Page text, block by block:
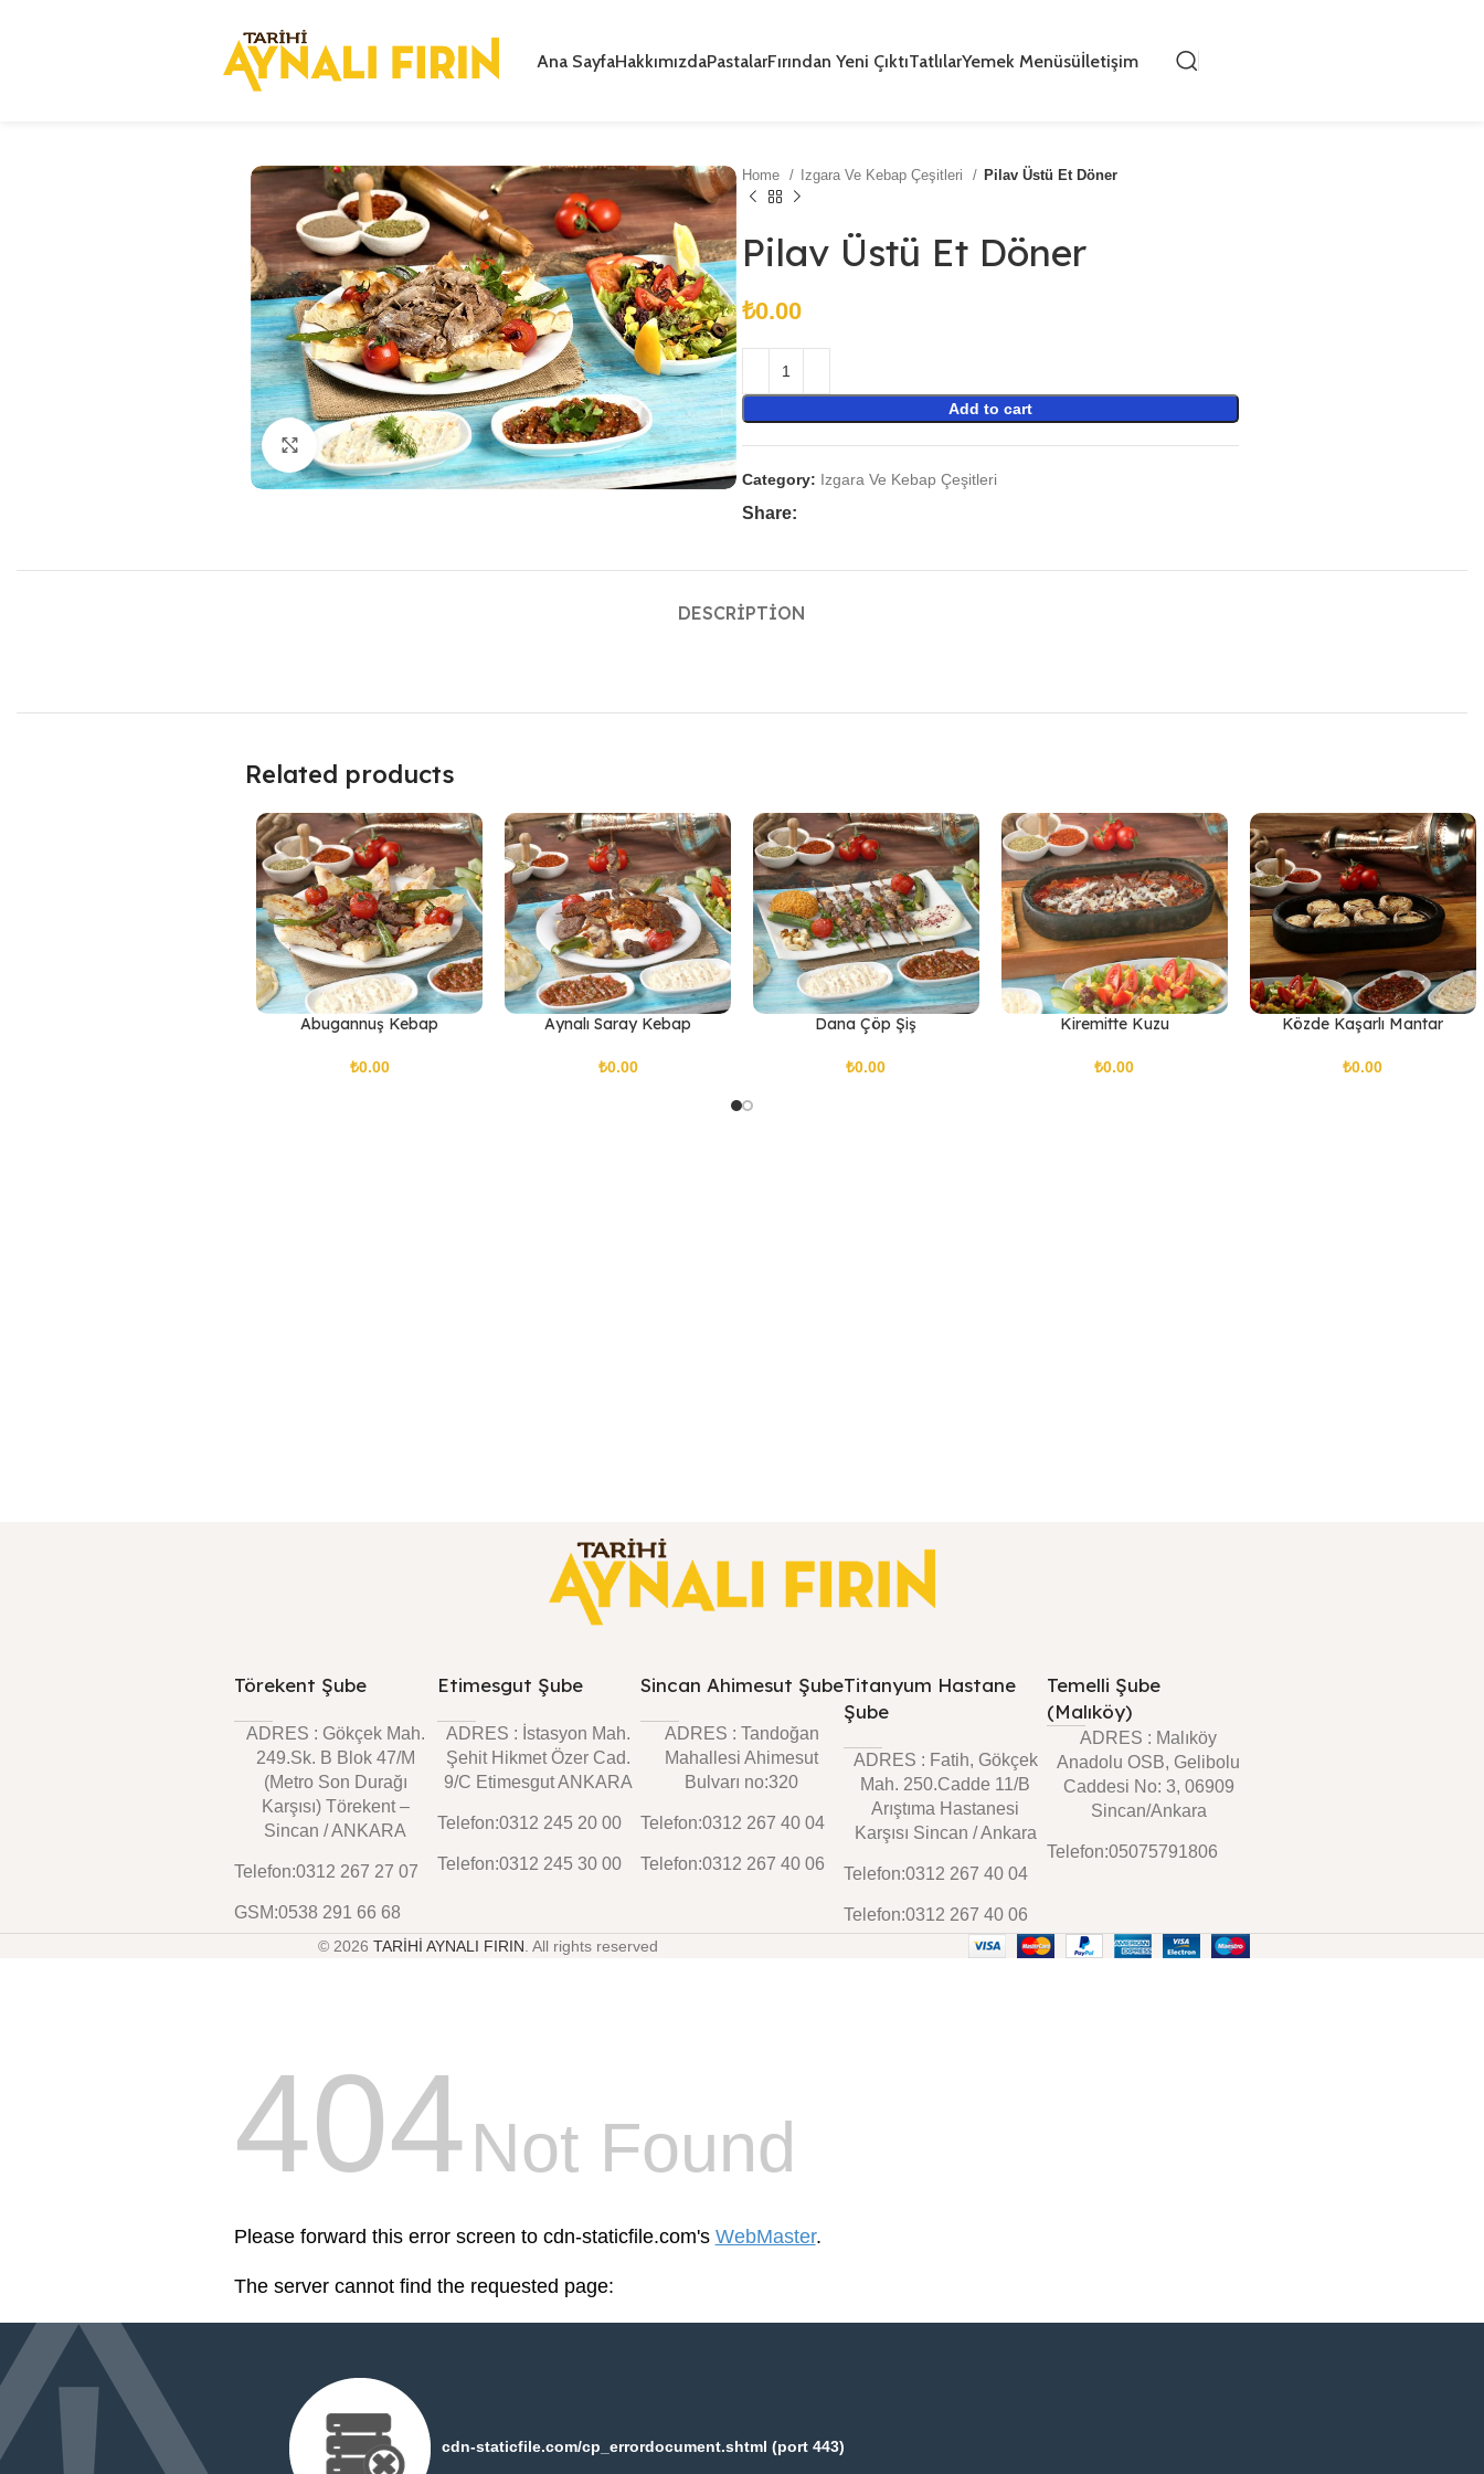
Ana SayfaHakkımızdaPastalarFırından Yeni ÇıktıTatlılarYemek Menüsüİletişim
Click to enlarge
Home Izgara Ve Kebap Çeşitleri Pilav Üstü Et Döner
Pilav Üstü Et Döner
₺
Add to cart
Category: Izgara Ve Kebap Çeşitleri
Share:
DESCRIPTION
Related products
Abugannuş Kebap
₺
Aynalı Saray Kebap
₺
Dana Çöp Şiş
₺
Kiremitte Kuzu
₺
Közde Kaşarlı Mantar
₺
Törekent Şube
ADRES : Gökçek Mah.
249.Sk. B Blok 47/M
(Metro Son Durağı
Karşısı) Törekent –
Sincan / ANKARA
Telefon:0312 267 27 07
GSM:0538 291 66 68
Etimesgut Şube
ADRES : İstasyon Mah.
Şehit Hikmet Özer Cad.
9/C Etimesgut ANKARA
Telefon:0312 245 20 00
Telefon:0312 245 30 00
Sincan Ahimesut Şube
ADRES : Tandoğan
Mahallesi Ahimesut
Bulvarı no:320
Telefon:0312 267 40 04
Telefon:0312 267 40 06
Titanyum Hastane
Şube
ADRES : Fatih, Gökçek
Mah. 250.Cadde 11/B
Arıştıma Hastanesi
Karşısı Sincan / Ankara
Telefon:0312 267 40 04
Telefon:0312 267 40 06
Temelli Şube
(Malıköy)
ADRES : Malıköy
Anadolu OSB, Gelibolu
Caddesi No: 3, 06909
Sincan/Ankara
Telefon:05075791806
© 2026 TARİHİ AYNALI FIRIN. All rights reserved
404Not Found
Please forward this error screen to cdn-staticfile.com's WebMaster.
The server cannot find the requested page:
cdn-staticfile.com/cp_errordocument.shtml (port 443)